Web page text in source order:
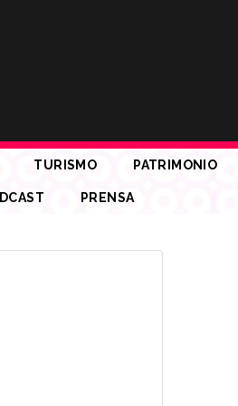
TURISMO PATRIMONIO
PRENSA